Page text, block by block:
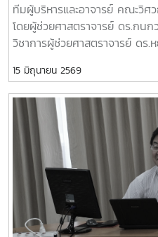
Demo Day ระหว่างวันที่
สยามพารากอน กรุงเทพมหาน
ลงทุนและเครือข่ายธุรกิจ
ไปคณะวิศวกรรมและอุตสาหกรร
ภูมิใจในความสามารถ ความคิด
นักศึกษา ที่สามารถต่อยอดองค์
การเป็นผู้ประกอบการแห่งอนาค
วิทยาศาสตร์เทคโนโลยีเกษตรแ
(MAP)https://
ทีมผู้บริหารและอาจารย์ คณะวิศ
โดยผู้ช่วยศาสตราจารย์ ดร.ก
วิชาการผู้ช่วยศาสตราจารย์ ด
วรรณ พรประสิทธ์ ผู้ช่วยคณบดีฝ่า
สารสนเทศรองศาสตราจารย์ ด
หลักสูตรวิศวกรรมศาสตรบัณฑิต
การอบรมเชิงปฏิบัติการ
การดำเนินการตามเกณฑ์
2569 ที่โรงแรมยูนิมมาน โดย
ศาสตราจารย์ ดร.สุภัทร พัฒน์วิ
มหาวิทยาลัยเกษตรศาสตร์ เป็น
เสริมให้บุคลากรนำความรู้ที่ได้ ใช้
เชื่อมโยงกระบวนการ เพื่อมุ่งสู่
15 มิถุนายน 2569